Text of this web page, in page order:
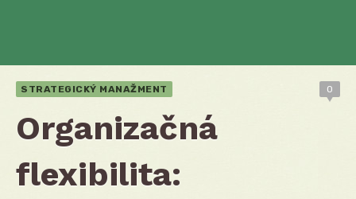
STRATEGICKÝ MANAŽMENT 0
Organizačná
flexibilita: